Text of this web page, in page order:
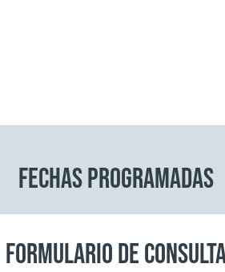
FECHAS PROGRAMADAS
FORMULARIO DE